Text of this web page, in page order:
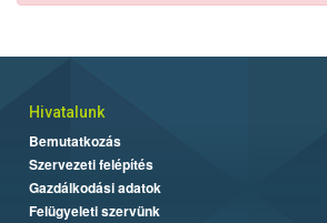
Hivatalunk
Bemutatkozás
Szervezeti felépítés
Gazdálkodási adatok
Felügyeleti szervünk